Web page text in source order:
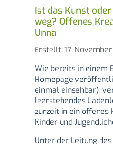
Ist das Kunst
weg? Offenes
Unna
Details
Erstellt: 17.
Wie bereits in einem
Homepage
einmal einsehbar),
leerstehendes
zurzeit in ein
Kinder und
Unter der Leitung